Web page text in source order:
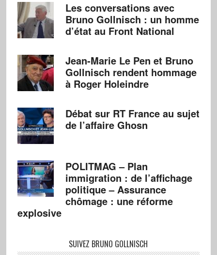
Les conversations avec
Bruno Gollnisch : un homme
d’état au Front National
Jean-Marie Le Pen et Bruno
Gollnisch rendent hommage
à Roger Holeindre
Débat sur RT France au sujet
de l’affaire Ghosn
POLITMAG – Plan
immigration : de l’affichage
politique – Assurance
chômage : une réforme
explosive
SUIVEZ BRUNO GOLLNISCH